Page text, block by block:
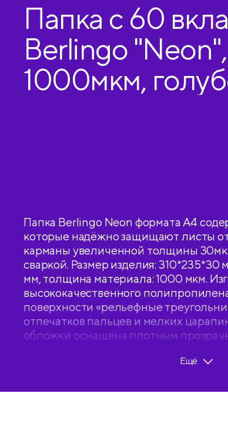
Папка с 60
Berlingo
1000мкм,
Папка Berlingo Neon формата А4
которые надёжно защищают листы
карманы увеличенной толщины
сваркой. Размер изделия:
мм, толщина материала: 1000 мкм.
высококачественного
поверхности «рельефные
отпечатков пальцев и мелких
обложки оснащена плотным
флешек и др. Папка вмещает до 100
• Формат: А4;
Ещё